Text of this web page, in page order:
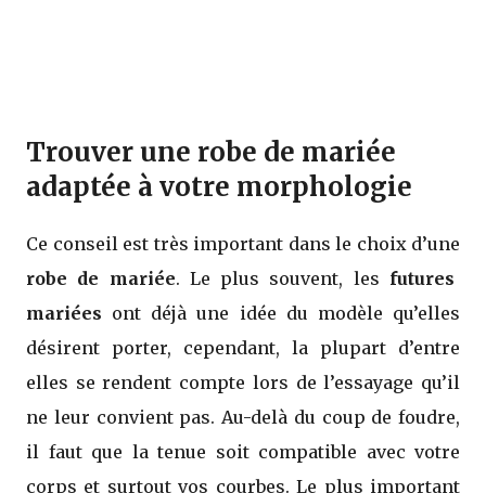
Trouver une robe de mariée
adaptée à votre morphologie
Ce conseil est très important dans le choix d’une
robe de mariée. Le plus souvent, les futures
mariées ont déjà une idée du modèle qu’elles
désirent porter, cependant, la plupart d’entre
elles se rendent compte lors de l’essayage qu’il
ne leur convient pas. Au-delà du coup de foudre,
il faut que la tenue soit compatible avec votre
corps et surtout vos courbes. Le plus important